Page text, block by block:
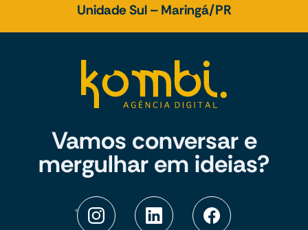
Unidade Sul – Maringá/PR
Vamos conversar e
mergulhar em ideias?